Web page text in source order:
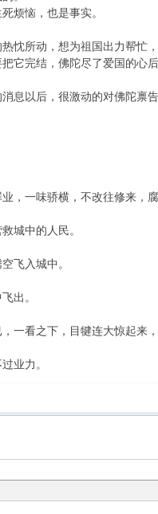
烦恼，也是事实。
所动，想为祖国出力帮忙
它完结，佛陀尽了爱国的心后
以后，很激动的对佛陀禀告
一味骄横，不改往修来，腐
城中的人民。
飞入城中。
出。
看之下，目犍连大惊起来，
业力。